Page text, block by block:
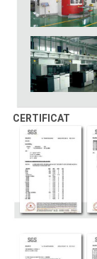
CERTIFICAT